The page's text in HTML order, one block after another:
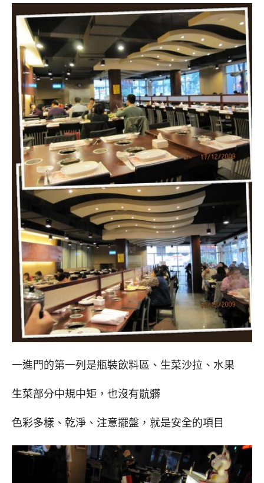
一進門的第一列是瓶裝飲料區、生菜沙拉、水果
生菜部分中規中矩，也沒有骯髒
色彩多樣、乾淨、注意擺盤，就是安全的項目